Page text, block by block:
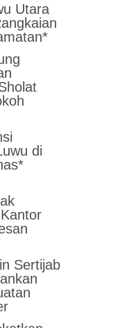
Utara
di
Sertijab